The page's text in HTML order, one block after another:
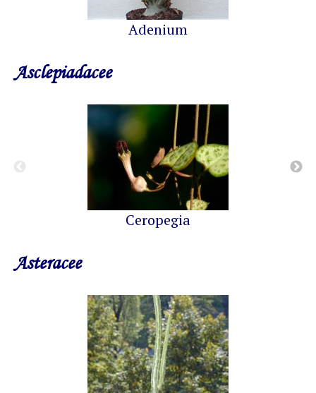
Adenium
Asclepiadacee
Ceropegia
Asteracee